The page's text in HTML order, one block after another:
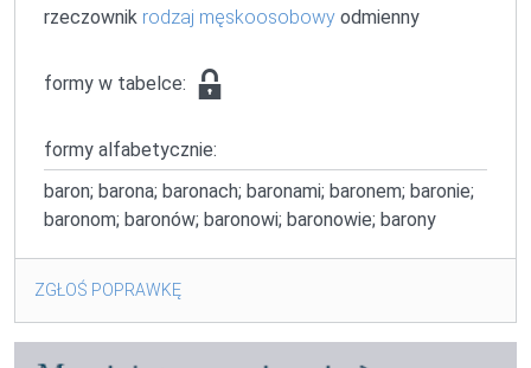
rzeczownik rodzaj męskoosobowy odmienny
formy w tabelce:
formy alfabetycznie:
baron; barona; baronach; baronami; baronem; baronie;
baronom; baronów; baronowi; baronowie; barony
ZGŁOŚ POPRAWKĘ